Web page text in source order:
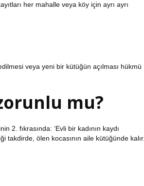
her mahalle veya köy için ayrı ayrı
veya yeni bir kütüğün açılması hükmü
mu?
2. fıkrasında: ‘Evli bir kadının kaydı
takdirde, ölen kocasının aile kütüğünde kalır.